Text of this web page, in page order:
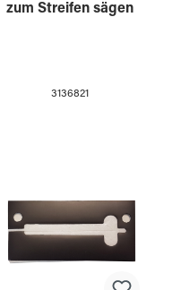
zum Streifen sägen
3136821